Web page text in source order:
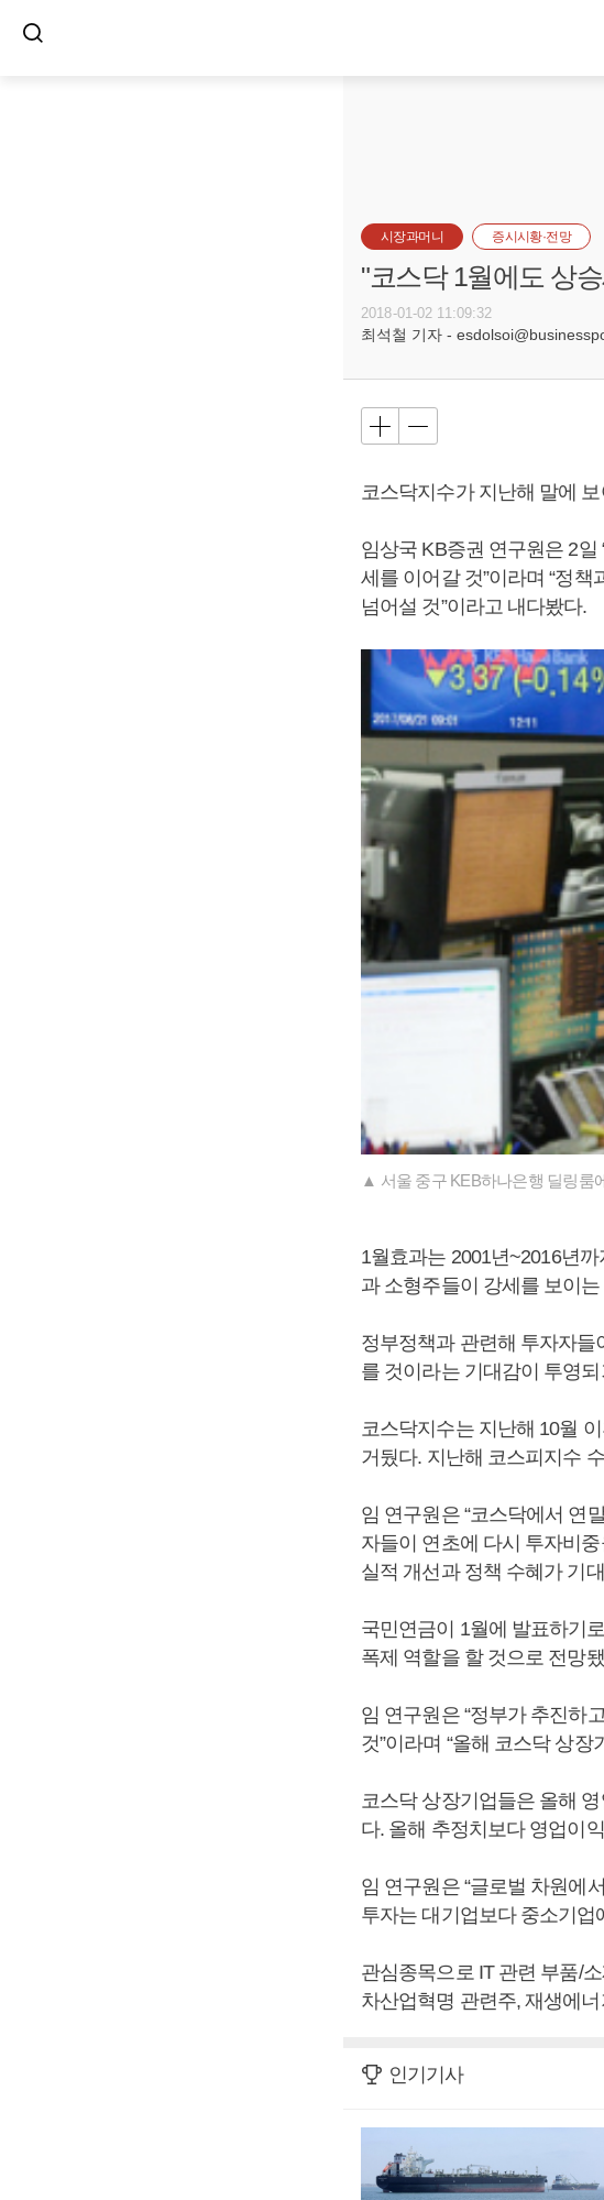
시장과머니 증시시황·전망
"코스닥 1월에도 상
2018-01-02 11:09:32
최석철 기자 -
코스닥지수가 지난해 말에
임상국 KB증권 연구원은 2일
세를 이어갈 것”이라며 “정
넘어설 것”이라고 내다봤다.
▲ 서울 중구 KEB하나은행 딜링룸
1월효과는 2001년~2016년
과 소형주들이 강세를 보이
정부정책과 관련해 투자자
를 것이라는 기대감이 투영
코스닥지수는 지난해 10월
거뒀다. 지난해 코스피지수
임 연구원은 “코스닥에서 연
자들이 연초에 다시 투자비
실적 개선과 정책 수혜가 기
국민연금이 1월에 발표하기
폭제 역할을 할 것으로 전망
임 연구원은 “정부가 추진하
것”이라며 “올해 코스닥 상
코스닥 상장기업들은 올해
다. 올해 추정치보다 영업이
임 연구원은 “글로벌 차원에
투자는 대기업보다 중소기업
관심종목으로 IT 관련 부품/
차산업혁명 관련주, 재생에
인기기사